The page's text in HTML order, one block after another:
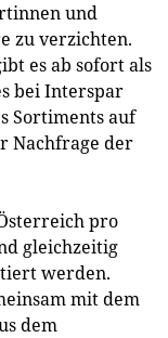
und
zu verzichten.
es ab sofort als
bei Interspar
Sortiments auf
Nachfrage der
pro
gleichzeitig
werden.
mit dem
dem